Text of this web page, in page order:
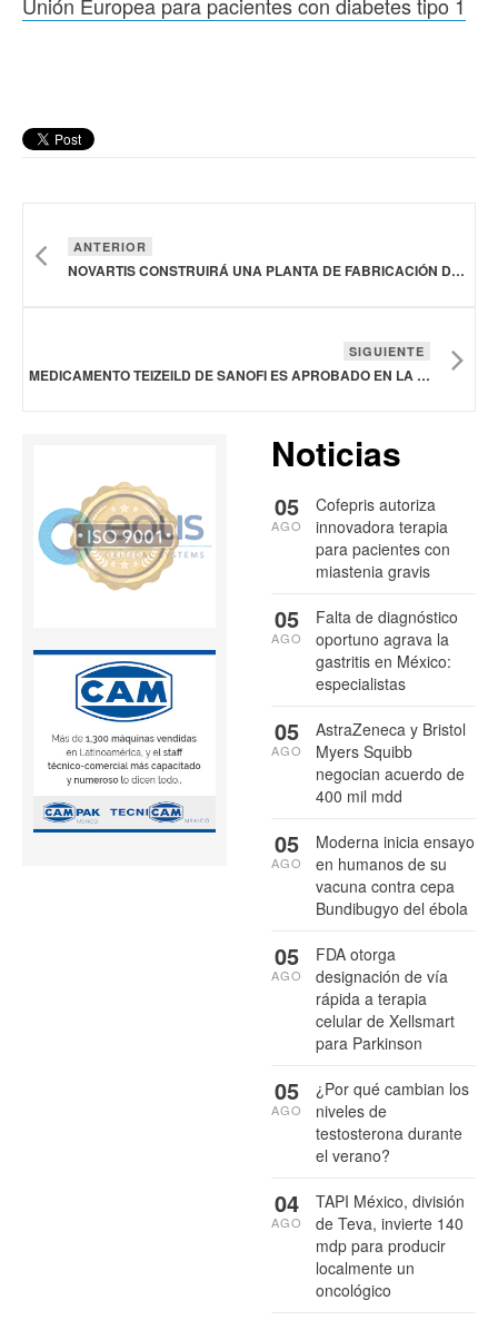
ANTERIOR
NOVARTIS CONSTRUIRÁ UNA PLANTA DE FABRICACIÓN DE TERAPIAS CON RADIOLIGANDOS EN WINTER PARK, FLORIDA
SIGUIENTE
MEDICAMENTO TEIZEILD DE SANOFI ES APROBADO EN LA UNIÓN EUROPEA PARA PACIENTES CON DIABETES TIPO 1
Noticias
Cofepris autoriza
innovadora terapia
para pacientes con
miastenia gravis
05
AGO
Falta de diagnóstico
oportuno agrava la
gastritis en México:
especialistas
05
AGO
AstraZeneca y Bristol
Myers Squibb
negocian acuerdo de
400 mil mdd
05
AGO
Moderna inicia ensayo
en humanos de su
vacuna contra cepa
Bundibugyo del ébola
05
AGO
FDA otorga
designación de vía
rápida a terapia
celular de Xellsmart
para Parkinson
05
AGO
¿Por qué cambian los
niveles de
testosterona durante
el verano?
05
AGO
TAPI México, división
de Teva, invierte 140
mdp para producir
localmente un
oncológico
04
AGO